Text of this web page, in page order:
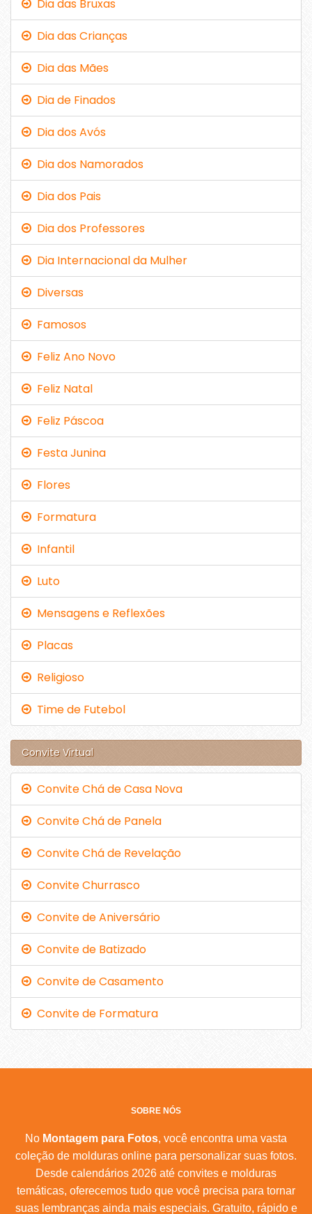
Dia das Bruxas
Dia das Crianças
Dia das Mães
Dia de Finados
Dia dos Avós
Dia dos Namorados
Dia dos Pais
Dia dos Professores
Dia Internacional da Mulher
Diversas
Famosos
Feliz Ano Novo
Feliz Natal
Feliz Páscoa
Festa Junina
Flores
Formatura
Infantil
Luto
Mensagens e Reflexões
Placas
Religioso
Time de Futebol
Convite Virtual
Convite Chá de Casa Nova
Convite Chá de Panela
Convite Chá de Revelação
Convite Churrasco
Convite de Aniversário
Convite de Batizado
Convite de Casamento
Convite de Formatura
SOBRE NÓS
No Montagem para Fotos, você encontra uma vasta
coleção de molduras online para personalizar suas fotos.
Desde calendários 2026 até convites e molduras
temáticas, oferecemos tudo que você precisa para tornar
suas lembranças ainda mais especiais. Gratuito, rápido e